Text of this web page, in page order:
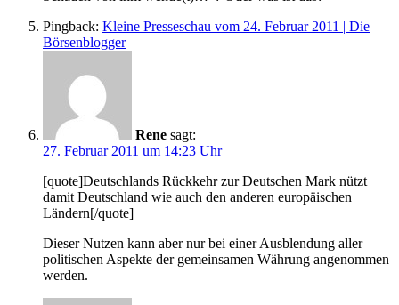
Pingback: Kleine Presseschau vom 24. Februar 2011 | Die
Börsenblogger
Rene sagt:
27. Februar 2011 um 14:23 Uhr
[quote]Deutschlands Rückkehr zur Deutschen Mark nützt
damit Deutschland wie auch den anderen europäischen
Ländern[/quote]
Dieser Nutzen kann aber nur bei einer Ausblendung aller
politischen Aspekte der gemeinsamen Währung angenommen
werden.